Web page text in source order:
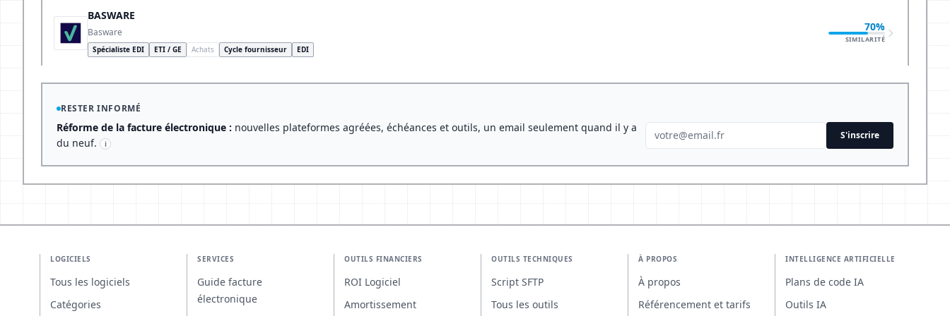
BASWARE
Basware
Spécialiste EDI ETI / GE Achats Cycle fournisseur EDI
70%
SIMILARITÉ
RESTER INFORMÉ
Réforme de la facture électronique : nouvelles plateformes agréées, échéances et outils, un email seulement quand il y a
du neuf.
i
S'inscrire
LOGICIELS
Tous les logiciels
Catégories
SERVICES
Guide facture
électronique
OUTILS FINANCIERS
ROI Logiciel
Amortissement
OUTILS TECHNIQUES
Script SFTP
Tous les outils
À PROPOS
À propos
Référencement et tarifs
INTELLIGENCE ARTIFICIELLE
Plans de code IA
Outils IA